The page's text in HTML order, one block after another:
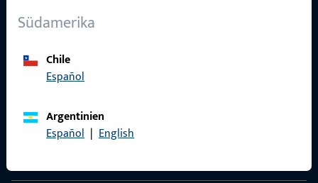
Südamerika
Chile
Español
Argentinien
Español | English